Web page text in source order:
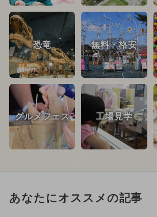
恐竜 無料・格安
グルメフェス 工場見学
あなたにオススメの記事